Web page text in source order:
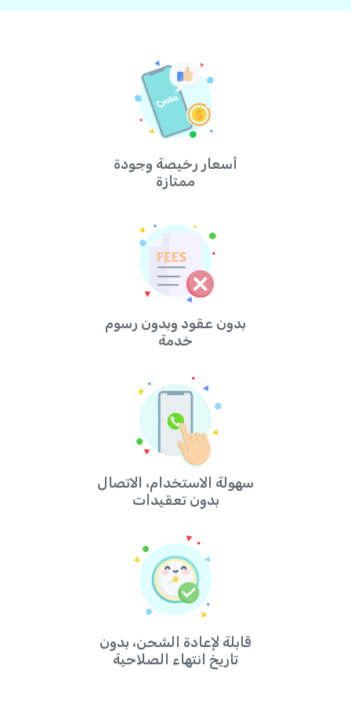
أسعار رخيصة وجودة
ممتازة
بدون عقود وبدون رسوم
خدمة
سهولة الاستخدام، الاتصال
بدون تعقيدات
قابلة لإعادة الشحن، بدون
تاريخ انتهاء الصلاحية